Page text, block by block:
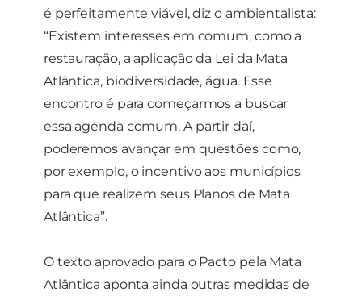
é perfeitamente viável, diz o ambientalista:
“Existem interesses em comum, como a
restauração, a aplicação da Lei da Mata
Atlântica, biodiversidade, água. Esse
encontro é para começarmos a buscar
essa agenda comum. A partir daí,
poderemos avançar em questões como,
por exemplo, o incentivo aos municípios
para que realizem seus Planos de Mata
Atlântica”.
O texto aprovado para o Pacto pela Mata
Atlântica aponta ainda outras medidas de